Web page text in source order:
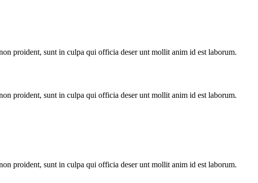
proident, sunt in culpa qui officia deser unt mollit anim id est laborum.
proident, sunt in culpa qui officia deser unt mollit anim id est laborum.
proident, sunt in culpa qui officia deser unt mollit anim id est laborum.